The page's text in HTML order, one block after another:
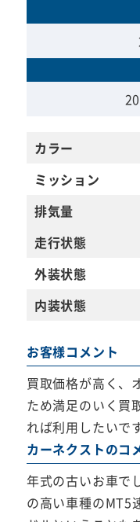
カラー
ミッション
排気量
走行状態
外装状態
内装状態
お客様コメント
買取価格が高く、
ため満足のいく買
れば利用したいで
カーネクストのコ
年式の古いお車で
の高い車種のMT5